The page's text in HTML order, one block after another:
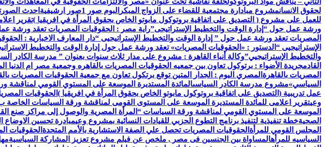
لحقوق الانسانمشروع مبادارة مجتمعية للقضاء على الزواج المبكر البوم صور 1 صور ارشيفية احدث الصور
للعمل على مشروع ( التصديق على اتفاقية بروتوكول مابوتو الخاص بحقوق المرأة في افريقيا )تقرير
ورشة عمل حول “إدارة الوقت والتخطيط الإستراتيجى”راية مصر : الحقوقيات المصريات تعقد ورشة
المصريات تعقد ورشة عمل حول ” إدارة الوقت والتخطيط الإستراتيجيى “دار المعارف الاخبارية :
الإستراتيجيى “ الدستور : «الحقوقيات المصريات» تعقد ورشة عمل حول إدارة الوقت والتخطيط
والتخطيط الإستراتيجيي”وكالة أنباء القاهرة : مشروع على مدار ثلاث سنوات بعنوان ” مدرسة الكادر
القادمجريدة الأضواء : برتوكول تعاون بين جمعيه الحقوقيات المصريات بالقاهره وجمعية مصر ام الدنيا
المصريات بالقاهرة المصري اليوم : الجدار المتين توقع برتكول تعاون مع جمعية الحقوقيات المصريات
السياسي»مشروع مدرسة الكادر السياسىالمائدة المستديرة الموسعة على المستوي القومي لمناقشة
عمل تدريبية (التصديق على اتفاقية بروتوكول مابوتو الخاص بحقوق المرأة في افريقيا ) الحقوقيات
وعيتقرير اعلامى للمائدة المستديرة الموسعة على المستوى القومى لمناقشة ورقة السياسات الخاصة
الموسعة على المستوي القومي لمناقشة ورقة السياسات “المرأة المصرية والوصول إلى مراكز صنع
الصحيةخطة تنفيذية لتنفيذ برنامج التطوع الحزبي للقيادات النسائية بمشروع وعيمبادرة تحسين الاوضاع
المجلس القومي للمرأة الحقوقيات المصريات تحصل علي الصفة الاستشارية بالأمم المتحدة الحقوقيات
السياسيه للمرأهالمساواة بين الجنسين فى مصر , ملخص عن فيلم مشروع تعزيز المشاركة السياسية